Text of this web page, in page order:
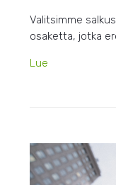
Valitsimme
osaketta, jotka
Lue